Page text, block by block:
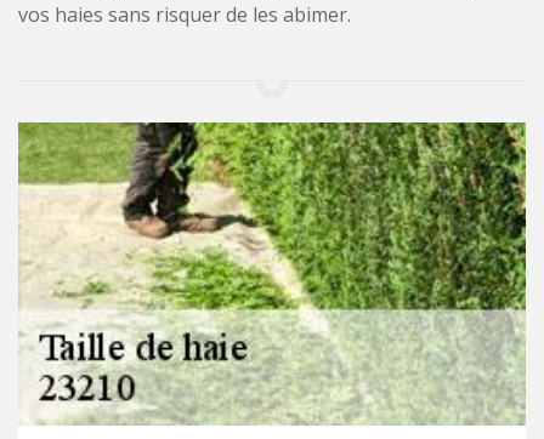
vos haies sans risquer de les abimer.